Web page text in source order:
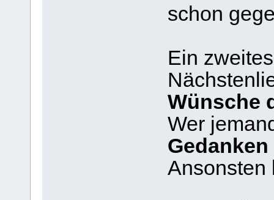
schon
Ein
Wünsche
Wer
Ansonsten